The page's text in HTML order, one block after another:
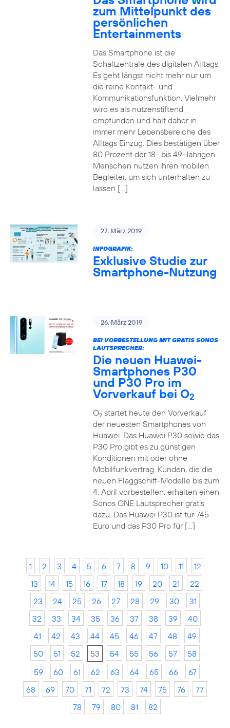
zum Mittelpunkt des
persönlichen
Entertainments
Das Smartphone ist die
Schaltzentrale des digitalen Alltags.
Es geht längst nicht mehr nur um
die reine Kontakt- und
Kommunikationsfunktion. Vielmehr
wird es als nutzenstiftend
empfunden und hält daher in
immer mehr Lebensbereiche des
Alltags Einzug. Dies bestätigen über
80 Prozent der 18- bis 49-Jährigen.
Menschen nutzen ihren mobilen
Begleiter, um sich unterhalten zu
lassen […]
27. März 2019
INFOGRAFIK:
Exklusive Studie zur
Smartphone-Nutzung
26. März 2019
BEI VORBESTELLUNG MIT GRATIS SONOS
LAUTSPRECHER:
Die neuen Huawei-
Smartphones P30
und P30 Pro im
Vorverkauf bei O2
O2startet heute den Vorverkauf
der neuesten Smartphones von
Huawei. Das Huawei P30 sowie das
P30 Pro gibt es zu günstigen
Konditionen mit oder ohne
Mobilfunkvertrag. Kunden, die die
neuen Flaggschiff-Modelle bis zum
4. April vorbestellen, erhalten einen
Sonos ONE Lautsprecher gratis
dazu. Das Huawei P30 ist für 745
Euro und das P30 Pro für […]
1 2 3 4 5 6 7 8 9 10 11
12
13
14 15 16 17 18 19 20 21
22
23
24 25 26 27 28 29 30
31
32
33 34 35 36 37 38 39
40
41
42 43 44 45 46 47 48
49
50
51 52 53 54 55 56 57
58
59
60 61 62 63 64 65 66
67
68
69 70 71 72 73 74 75 76
77
78
79 80 81 82